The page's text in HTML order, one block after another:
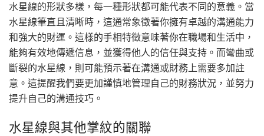
水星線的形狀多樣，每一種形狀都可能代表不同的意義。當
水星線筆直且清晰時，這通常象徵著你擁有卓越的溝通能力
和強大的財運。這樣的手相特徵意味著你在職場和生活中，
能夠有效地傳遞信息，並獲得他人的信任與支持。而彎曲或
斷裂的水星線，則可能預示著在溝通或財務上需要多加註
意。這提醒我們要更加謹慎地管理自己的財務狀況，並努力
提升自己的溝通技巧。
水星線與其他掌紋的關聯